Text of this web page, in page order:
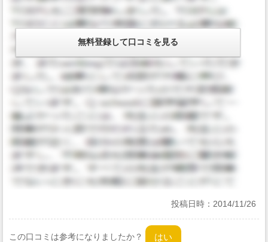
投稿日時： 2014/11/26
この口コミは参考になりましたか？